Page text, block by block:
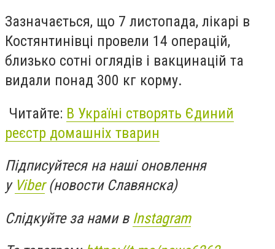
Зазначається, що 7 листопада, лікарі в
Костянтинівці провели 14 операцій,
близько сотні оглядів і вакцинацій та
видали понад 300 кг корму.
Читайте: В Україні створять Єдиний
реєстр домашніх тварин
Підписуйтеся на наші оновлення
у Viber(новости Славянска)
Слідкуйте за нами в Instagram